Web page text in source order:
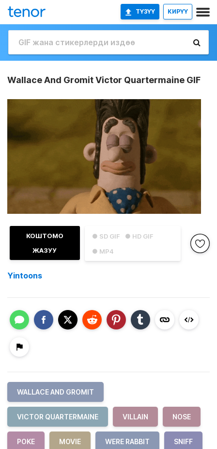
ТҮЗҮҮ КИРҮҮ
Wallace And Gromit Victor Quartermaine GIF
● SD GIF
● HD GIF
● MP4
КОШТОМО
ЖАЗУУ
Yintoons
WALLACE AND GROMIT
VICTOR QUARTERMAINE VILLAIN NOSE
POKE MOVIE WERE RABBIT SNIFF